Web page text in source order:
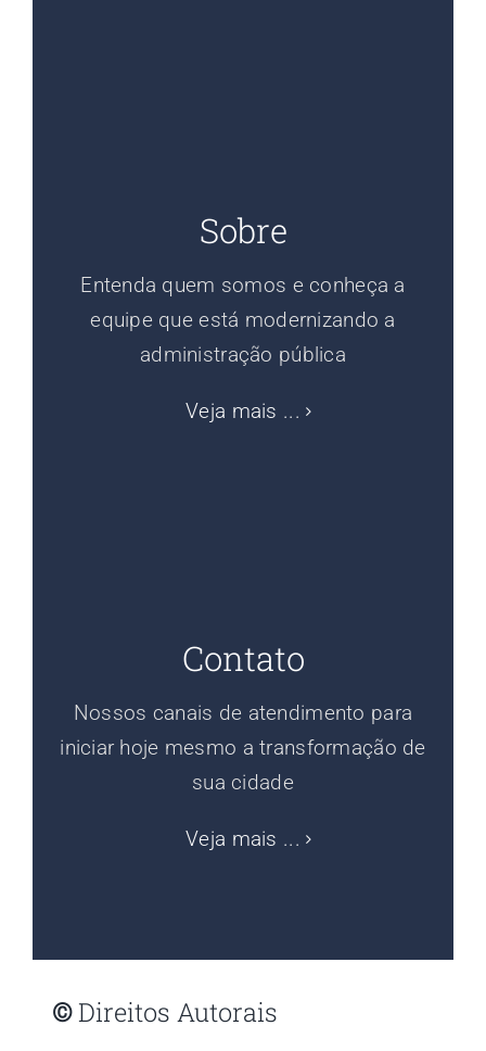
Sobre
Entenda quem somos e conheça a
equipe que está modernizando a
administração pública
Veja mais ...
Contato
Nossos canais de atendimento para
iniciar hoje mesmo a transformação de
sua cidade
Veja mais ...
©Direitos Autorais